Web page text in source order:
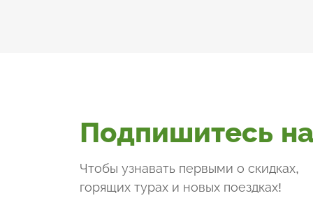
Подпишитесь
Чтобы узнавать первыми о скидках,
горящих турах и новых поездках!